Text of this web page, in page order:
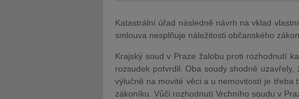
Katastrální úřad následně návrh na vklad
smlouva nesplňuje náležitosti občanského
Krajský soud v Praze žalobu proti rozhodnutí
rozsudek potvrdil. Oba soudy shodně
výlučně na movité věci a u nemovitostí je
zákoníku. Vůči rozhodnutí Vrchního soudu v